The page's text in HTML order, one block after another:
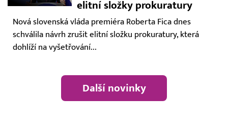
elitní složky prokuratury
Nová slovenská vláda premiéra Roberta Fica dnes
schválila návrh zrušit elitní složku prokuratury, která
dohlíží na vyšetřování...
Další novinky